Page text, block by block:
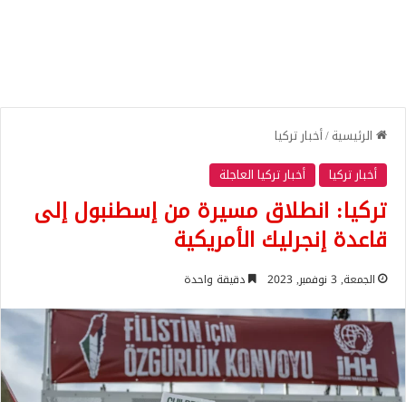
الرئيسية/أخبار تركيا
أخبار تركيا
أخبار تركيا العاجلة
تركيا: انطلاق مسيرة من إسطنبول إلى
قاعدة إنجرليك الأمريكية
الجمعة, 3 نوفمبر, 2023 دقيقة واحدة